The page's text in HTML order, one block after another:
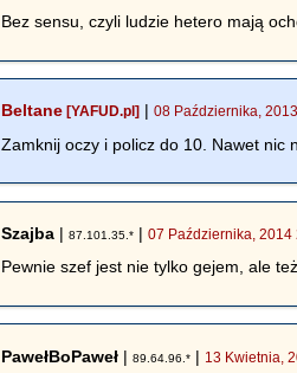
Bez sensu, czyli ludzie hetero mają
Beltane [YAFUD.pl] |08 Października,
Zamknij oczy i policz do 10. Nawet nic
Szajba |87.101.35.* |07 Października, 2014
Pewnie szef jest nie tylko gejem, ale
PawełBoPaweł |89.64.96.* | 13 Kwietnia,